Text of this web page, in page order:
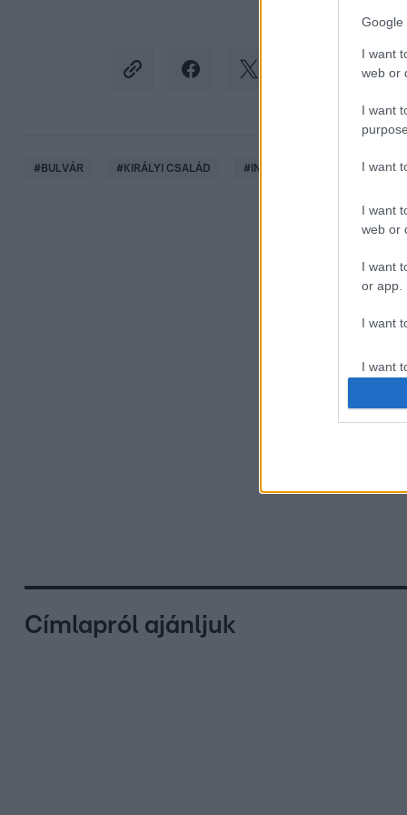
Google
I want
web or
I want
I want
I want
web or
I want
or app.
I want
I want
#BULVÁR #KIRÁLYI CSALÁD # INTERJÚ HARRY
Címlapról ajánljuk